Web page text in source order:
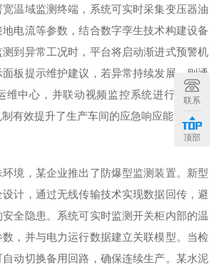
温域监测终端，系统可实时采集变压器油
电流等参数，结合数字孪生技术构建设备
到异常工况时，平台将启动渐进式预警机
板提示维护建议，若异常持续发展，则通
维中心，并联动视频监控系统进行复核确
有效提升了生产车间的应急响应能力。
境，某企业推出了防爆型监测装置。新型
计，通过无线传输技术实现数据回传，避
全隐患。系统可实时监测开关柜内部的温
，并与电力运行数据建立关联模型。当检
动切换备用回路，确保连续生产。某水泥
联系
顶部